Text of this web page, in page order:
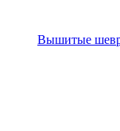
Вышитые